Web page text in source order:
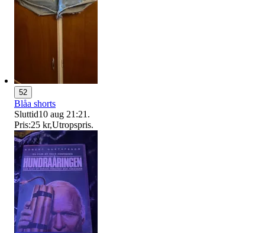
52
Blåa shorts
Sluttid10 aug 21:21 .
Pris:25 kr,Utropspris.